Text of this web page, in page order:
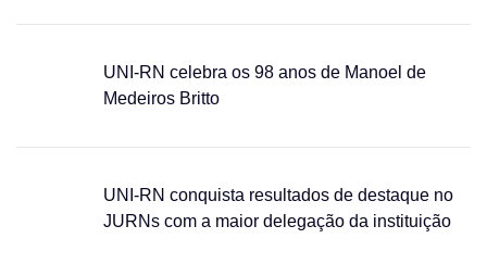
UNI-RN celebra os 98 anos de Manoel de
Medeiros Britto
UNI-RN conquista resultados de destaque no
JURNs com a maior delegação da instituição